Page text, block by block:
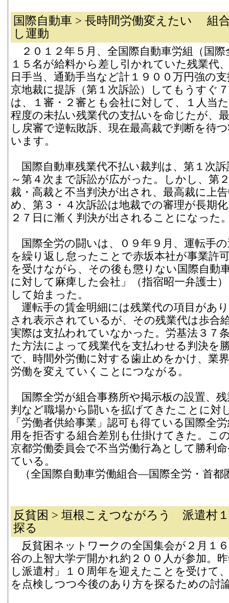
国際自動車 > 長時間労働変えたい 組
し運動
２０１２年５月、全国際自動車労組（国際
１５名が給料から差し引かれていた残業代
日手当、通勤手当など計１９００万円強の
京地裁に提訴（第１次訴訟）してもうすぐ
は、１審・２審とも会社に対して、１人当
程度の未払い残業代の支払いを命じたが、
し戻審で逆転敗訴、現在最高裁で判断を待
います。
国際自動車残業代不払い裁判は、第１次訴
～第４次まで訴訟が広がった。しかし、第
裁・高裁と不当判決が出され、最高裁に上
め、第３・４次訴訟は地裁での審理が長期
２７日に漸く判決が出されることになった
国際全労の闘いは、０９年９月、運転手
を繰り返し怠ったことで赤坂本社が事業許
を受けながら、その後も懲りない国際自動
に対して麻痺した会社」（指宿昭一弁護士
して始まった。
運転手の賃金明細には残業代の項目があ
され表示されているが、その残業代は歩合
実際は支払われていなかった。労基法３７
た方法によって残業代を支払わせる判決を
で、時間外労働に対する歯止めをかけ、業
労働を変えていくことにつながる。
国際全労が組合事務所や掲示板の設置、
判など職場から闘いを拡げてきたことに対
「労働者供給事業」認可も得ている国際全
用を拒否する組合差別も仕掛けてきた。こ
京都労働委員会で不当労働行為として勝利
ている。
（全国際自動車労働組合―国際全労・首
反貧困 > 垣根こえつながろう 派遣村
探る
反貧困ネットワークの全国集会が２月１
谷の上智大学デ開かれ約２００人が参加。
し派遣村」１０周年を迎えたことを受けて
を点検しつつ今後のあり方を探るための討